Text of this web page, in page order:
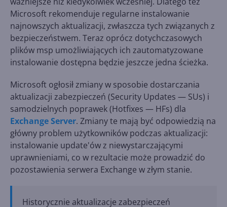
Microsoft rekomenduje regularne instalowanie
najnowszych aktualizacji, zwłaszcza tych związanych z
bezpieczeństwem. Teraz oprócz dotychczasowych
plików msp umożliwiających ich zautomatyzowane
instalowanie dostępna będzie jeszcze jedna ścieżka.
Microsoft ogłosił zmiany w sposobie dostarczania
aktualizacji zabezpieczeń (Security Updates — SUs) i
samodzielnych poprawek (Hotfixes — HFs) dla
Exchange Server. Zmiany te mają być odpowiedzią na
główny problem użytkowników podczas aktualizacji:
instalowanie update'ów z niewystarczającymi
uprawnieniami, co w rezultacie może prowadzić do
pozostawienia serwera Exchange w złym stanie.
Historycznie aktualizacje zabezpieczeń